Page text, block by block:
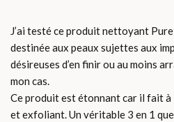
J’ai testé ce produit nettoyant
destinée aux peaux sujettes aux
désireuses d’en finir ou au moins
mon cas.
Ce produit est étonnant car il fait
et exfoliant. Un véritable 3 en 1